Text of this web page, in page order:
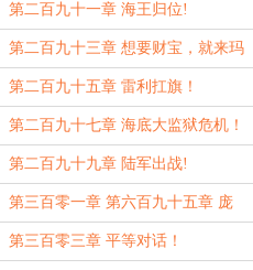
第二百九十一章 海王归位!
第二百九十三章 想要财宝，就来玛
丽乔亚！
第二百九十五章 雷利扛旗！
第二百九十七章 海底大监狱危机！
第二百九十九章 陆军出战!
第三百零一章 第六百九十五章 庞
然大物！
第三百零三章 平等对话！